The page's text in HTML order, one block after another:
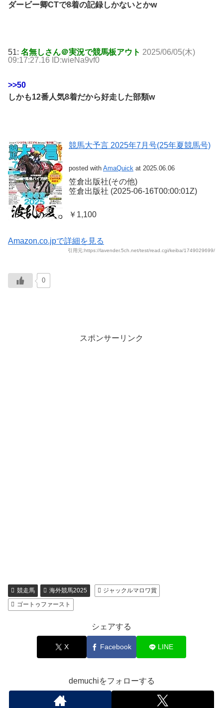
ダービー卿CTで8着の記録しかないとかw
51: 名無しさん＠実況で競馬板アウト 2025/06/05(木)
09:17:27.16 ID:wieNa9vf0
>>50
しかも12番人気8着だから好走した部類w
競馬大予言 2025年7月号(25年夏競馬号)
posted with AmaQuick at 2025.06.06
笠倉出版社(その他)
笠倉出版社 (2025-06-16T00:00:01Z)
￥1,100
Amazon.co.jpで詳細を見る
引用元:https://lavender.5ch.net/test/read.cgi/keiba/1749029699/
0
スポンサーリンク
競走馬 海外競馬2025
ジャックルマロワ賞
ゴートゥファースト
シェアする
X Facebook LINE
demuchiをフォローする